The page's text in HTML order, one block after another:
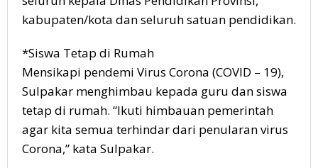
kabupaten/kota dan seluruh satuan pendidikan.
*Siswa Tetap di Rumah
Mensikapi pendemi Virus Corona (COVID – 19),
Sulpakar menghimbau kepada guru dan siswa
tetap di rumah. “Ikuti himbauan pemerintah
agar kita semua terhindar dari penularan virus
Corona,” kata Sulpakar.